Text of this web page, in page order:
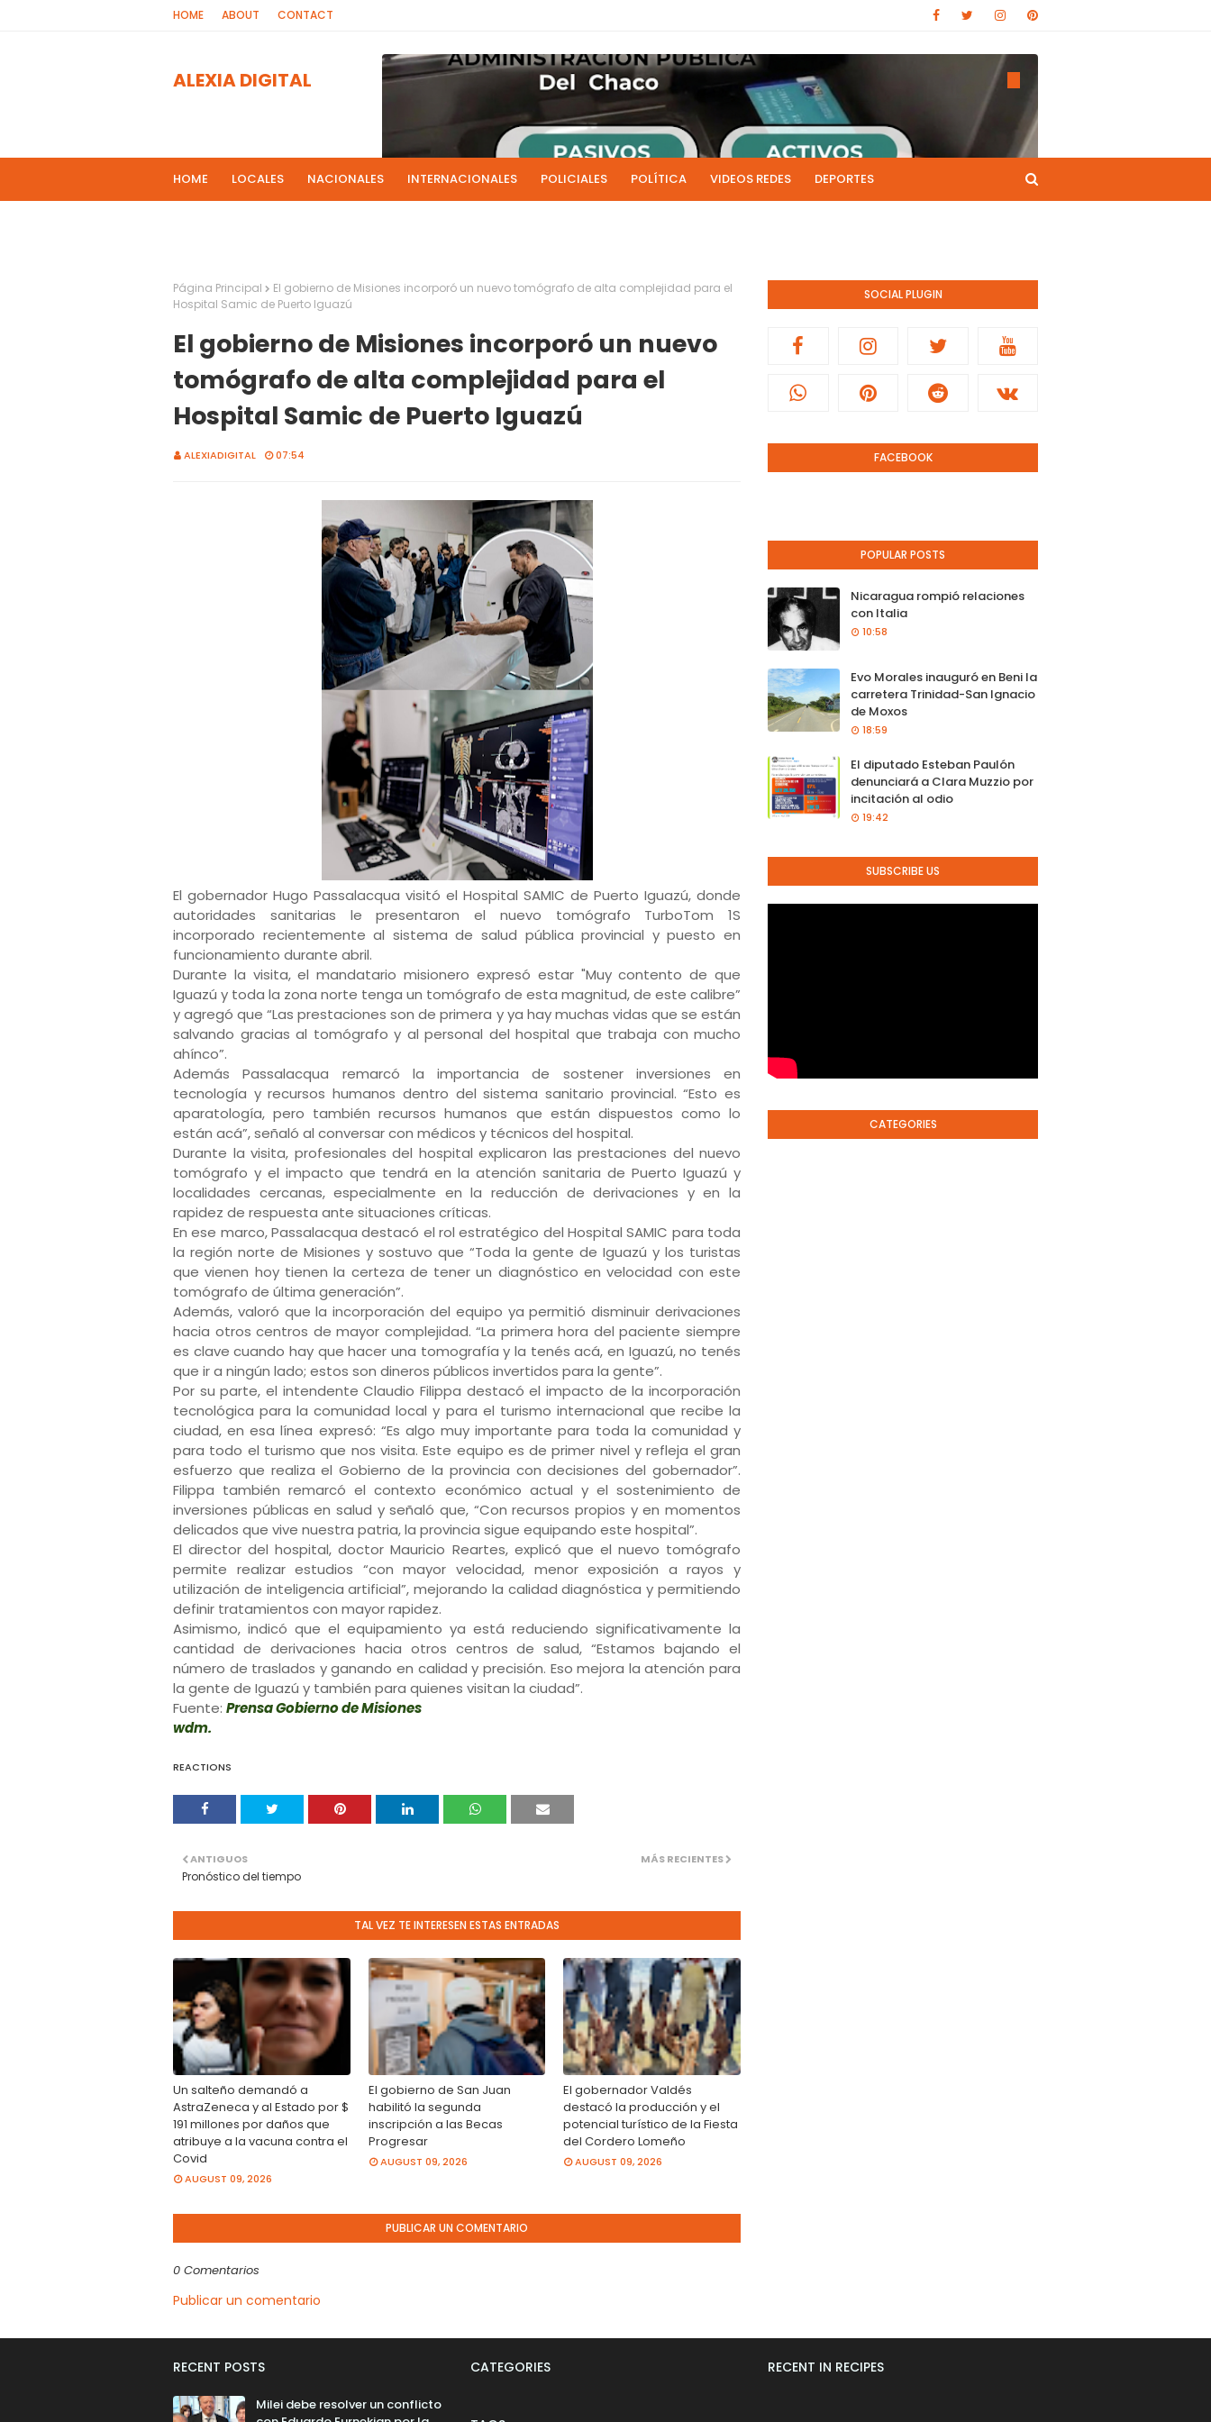
HOME ABOUT CONTACT
ALEXIA DIGITAL
HOME LOCALES NACIONALES INTERNACIONALES POLICIALES POLÍTICA VIDEOS REDES DEPORTES
Página Principal
El gobierno de Misiones incorporó un nuevo tomógrafo de alta complejidad para el
Hospital Samic de Puerto Iguazú
El gobierno de Misiones incorporó un nuevo
tomógrafo de alta complejidad para el
Hospital Samic de Puerto Iguazú
ALEXIADIGITAL 07:54
El gobernador Hugo Passalacqua visitó el Hospital SAMIC de Puerto Iguazú, donde
autoridades sanitarias le presentaron el nuevo tomógrafo TurboTom 1S
incorporado recientemente al sistema de salud pública provincial y puesto en
funcionamiento durante abril.
Durante la visita, el mandatario misionero expresó estar "Muy contento de que
Iguazú y toda la zona norte tenga un tomógrafo de esta magnitud, de este calibre”
y agregó que “Las prestaciones son de primera y ya hay muchas vidas que se están
salvando gracias al tomógrafo y al personal del hospital que trabaja con mucho
ahínco”.
Además Passalacqua remarcó la importancia de sostener inversiones en
tecnología y recursos humanos dentro del sistema sanitario provincial. “Esto es
aparatología, pero también recursos humanos que están dispuestos como lo
están acá”, señaló al conversar con médicos y técnicos del hospital.
Durante la visita, profesionales del hospital explicaron las prestaciones del nuevo
tomógrafo y el impacto que tendrá en la atención sanitaria de Puerto Iguazú y
localidades cercanas, especialmente en la reducción de derivaciones y en la
rapidez de respuesta ante situaciones críticas.
En ese marco, Passalacqua destacó el rol estratégico del Hospital SAMIC para toda
la región norte de Misiones y sostuvo que “Toda la gente de Iguazú y los turistas
que vienen hoy tienen la certeza de tener un diagnóstico en velocidad con este
tomógrafo de última generación”.
Además, valoró que la incorporación del equipo ya permitió disminuir derivaciones
hacia otros centros de mayor complejidad. “La primera hora del paciente siempre
es clave cuando hay que hacer una tomografía y la tenés acá, en Iguazú, no tenés
que ir a ningún lado; estos son dineros públicos invertidos para la gente”.
Por su parte, el intendente Claudio Filippa destacó el impacto de la incorporación
tecnológica para la comunidad local y para el turismo internacional que recibe la
ciudad, en esa línea expresó: “Es algo muy importante para toda la comunidad y
para todo el turismo que nos visita. Este equipo es de primer nivel y refleja el gran
esfuerzo que realiza el Gobierno de la provincia con decisiones del gobernador”.
Filippa también remarcó el contexto económico actual y el sostenimiento de
inversiones públicas en salud y señaló que, “Con recursos propios y en momentos
delicados que vive nuestra patria, la provincia sigue equipando este hospital”.
El director del hospital, doctor Mauricio Reartes, explicó que el nuevo tomógrafo
permite realizar estudios “con mayor velocidad, menor exposición a rayos y
utilización de inteligencia artificial”, mejorando la calidad diagnóstica y permitiendo
definir tratamientos con mayor rapidez.
Asimismo, indicó que el equipamiento ya está reduciendo significativamente la
cantidad de derivaciones hacia otros centros de salud, “Estamos bajando el
número de traslados y ganando en calidad y precisión. Eso mejora la atención para
la gente de Iguazú y también para quienes visitan la ciudad”.
Fuente: Prensa Gobierno de Misiones
wdm.
REACTIONS
MÁS RECIENTES
ANTIGUOS
Pronóstico del tiempo
TAL VEZ TE INTERESEN ESTAS ENTRADAS
Un salteño demandó a
AstraZeneca y al Estado por $
191 millones por daños que
atribuye a la vacuna contra el
Covid
AUGUST 09, 2026
El gobierno de San Juan
habilitó la segunda
inscripción a las Becas
Progresar
AUGUST 09, 2026
El gobernador Valdés
destacó la producción y el
potencial turístico de la Fiesta
del Cordero Lomeño
AUGUST 09, 2026
PUBLICAR UN COMENTARIO
0 Comentarios
Publicar un comentario
SOCIAL PLUGIN
FACEBOOK
POPULAR POSTS
Nicaragua rompió relaciones
con Italia
10:58
Evo Morales inauguró en Beni la
carretera Trinidad-San Ignacio
de Moxos
18:59
El diputado Esteban Paulón
denunciará a Clara Muzzio por
incitación al odio
19:42
SUBSCRIBE US
CATEGORIES
RECENT POSTS
Milei debe resolver un conflicto
CATEGORIES RECENT IN RECIPES